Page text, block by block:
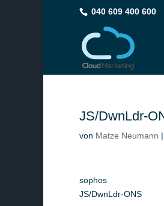
040 609 400 600
JS/DwnLdr-
von Matze Neumann |
sophos
JS/DwnLdr-ONS